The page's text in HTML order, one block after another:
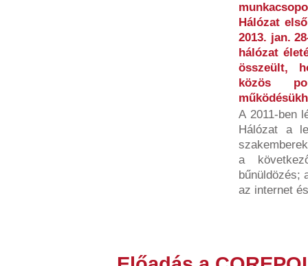
Hálózat
2013. jan.
hálózat
összeült,
közös
A 2011-ben
Hálózat a
a
bűnüldözés;
az internet